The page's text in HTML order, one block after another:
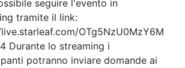
seguire l'evento in
tramite il link:
OTg5NzU0MzY6M
Durante lo streaming i
potranno inviare domande ai